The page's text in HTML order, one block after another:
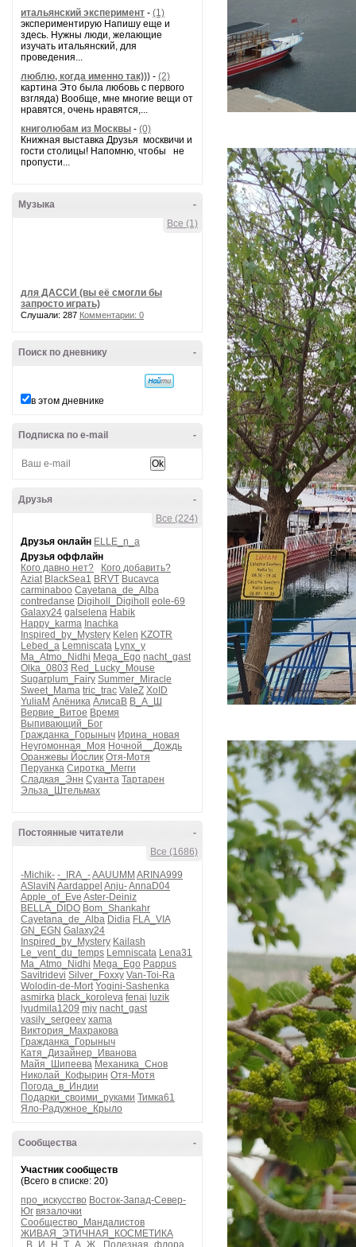
итальянский эксперимент - (1)
экспериментирую Напишу еще и
здесь. Нужны люди, желающие
изучать итальянский, для
проведения...
люблю, когда именно так))) - (2)
картина Это была любовь с первого
взгляда) Вообще, мне многие вещи от
нравятся, очень нравятся,...
книголюбам из Москвы - (0)
Книжная выставка Друзья москвичи и
гости столицы! Напомню, чтобы не
пропусти...
-
Музыка
Все (1)
для ДАССИ (вы её смогли бы
запросто играть)
Слушали: 287 Комментарии: 0
-
Поиск по дневнику
в этом дневнике
-
Подписка по e-mail
-
Друзья
Все (224)
Друзья онлайн ELLE_n_a
Друзья оффлайн
Кого давно нет?
Кого добавить?
Aziat BlackSea1 BRVT Bucavca
carminaboo Cayetana_de_Alba
contredanse Digiholl_Digiholl
eole-69
Galaxy24 galselena Habik
Happy_karma Inachka
Inspired_by_Mystery Kelen KZOTR
Lebed_a Lemniscata Lynx_y
Ma_Atmo_Nidhi Mega_Ego nacht_gast
Olka_0803 Red_Lucky_Mouse
Sugarplum_Fairy Summer_Miracle
Sweet_Mama tric_trac ValeZ XoID
YuliaM Алёника АлисаВ В_А_Ш
Вервие_Витое Время
Выпивающий_Бог
Гражданка_Горыныч Ирина_новая
Неугомонная_Моя Ночной__Дождь
Оранжевы Йослик Отя-Мотя
Перуанка Сиротка_Мегги
Сладкая_Энн Суанта Тартарен
Эльза_Штельмах
-
Постоянные читатели
Все (1686)
-Michik- -_IRA_-AAUUMM ARINA999
ASlaviN Aardappel Anju-AnnaD04
Apple_of_Eve Aster-Deiniz
BELLA_DIDO Bom_Shankahr
Cayetana_de_Alba Didia FLA_VIA
GN_EGN Galaxy24
Inspired_by_Mystery Kailash
Le_vent_du_temps Lemniscata Lena31
Ma_Atmo_Nidhi Mega_Ego Pappus
Savitridevi Silver_Foxxy Van-Toi-Ra
Wolodin-de-Mort Yogini-Sashenka
asmirka black_koroleva fenai luzik
lyudmila1209 mjv nacht_gast
vasily_sergeev xama
Виктория_Махракова
Гражданка_Горыныч
Катя_Дизайнер_Иванова
Майя_Шипеева Механика_Снов
Николай_Кофырин Отя-Мотя
Погода_в_Индии
Подарки_своими_руками Тимка61
Яло-Радужное_Крыло
-
Сообщества
Участник сообществ
(Всего в списке: 20)
про_искусство Восток-Запад-Север-
Юг вязалочки
Сообщество_Мандалистов
ЖИВАЯ_ЭТИЧНАЯ_КОСМЕТИКА
_В_И_Н_Т_А_Ж_
Полезная_флора